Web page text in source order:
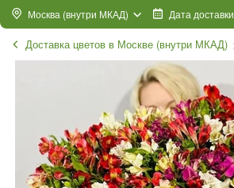
Москва (внутри МКАД) Дата доставки
Доставка цветов в Москве (внутри МКАД)